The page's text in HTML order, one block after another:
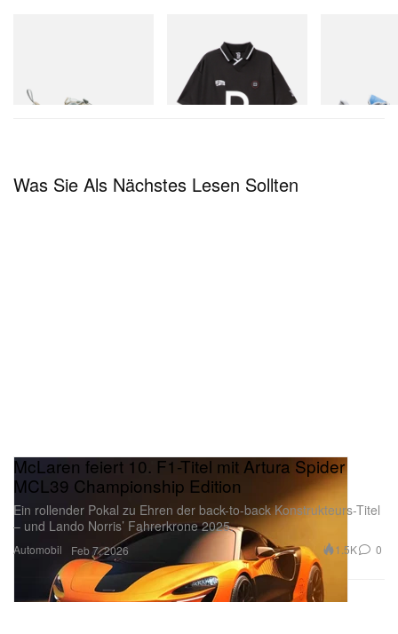
Jetzt einkaufen
Billionaire Boys Club X Initial
D Game Shirt
Jetzt einkaufen
Was Sie Als Nächstes Lesen Sollten
Automobil
McLaren feiert 10. F1-Titel mit Artura Spider
MCL39 Championship Edition
Ein rollender Pokal zu Ehren der back-to-back Konstrukteurs-Titel
– und Lando Norris’ Fahrerkrone 2025.
Feb 7, 2026 1.5K 0